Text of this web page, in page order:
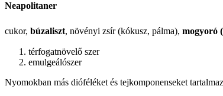
Neapolitaner
cukor, búzaliszt, növényi zsír (kókusz, pálma), mogyoró
térfogatnövelő szer
emulgeálószer
Nyomokban más dióféléket és tejkomponenseket